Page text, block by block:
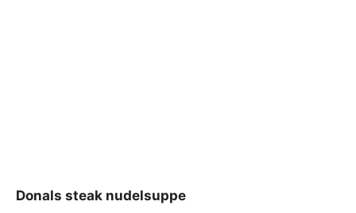
Donals steak nudelsuppe